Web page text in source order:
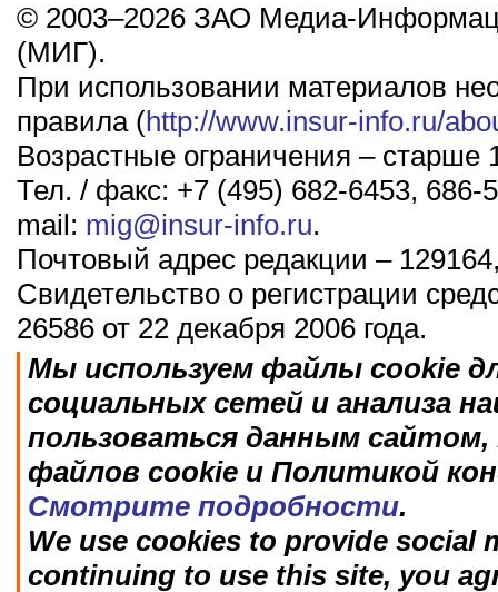
© 2003–2026 ЗАО Медиа-
(МИГ).
При использовании материалов
правила (http://www.insur-info.ru/
Возрастные ограничения – старше
Тел. / факс: +7 (495) 682-6453, 686-
mail: mig@insur-info.ru.
Почтовый адрес редакции –
Свидетельство о регистрации
26586 от 22 декабря 2006 года.
Мы используем файлы cookie
социальных сетей и анализа
пользоваться данным
файлов cookie и Политикой
Смотрите подробности.
We use cookies to provide social
continuing to use this site, you